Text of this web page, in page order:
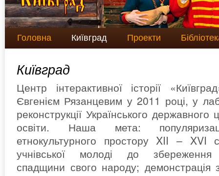
Головна Київград Проекти
Київград
Центр інтерактивної історії
Євгенієм Рязанцевим у 2011 році, у
реконструкції Українського державного
освіти. Наша мета:
етнокультурного простору XII – XVI
учнівської молоді до збереження
спадщини свого народу; демонстрація